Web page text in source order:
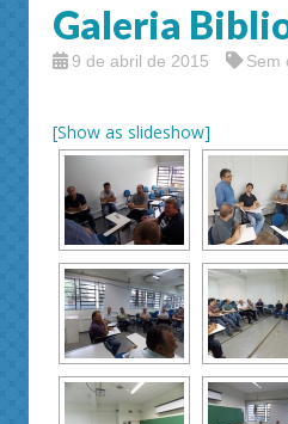
Galeria
9 de abril de 2015 Sem
[Show as slideshow]